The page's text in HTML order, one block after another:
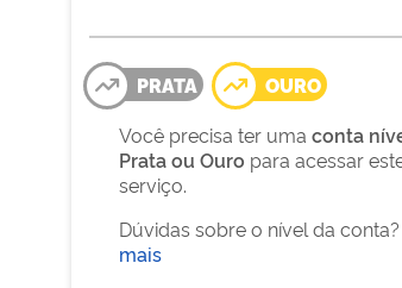
PRATA
OURO
Você precisa ter uma conta
Prata ou Ouro para acessar
serviço.
Dúvidas sobre o nível da conta?
mais